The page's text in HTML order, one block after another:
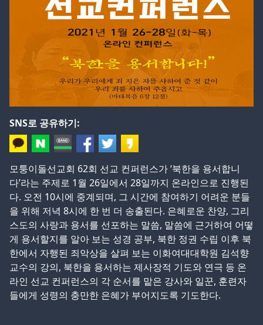
SNS로 공유하기:
모퉁이돌선교회 62회 선교 컨퍼런스가 ‘북한을 용서합니
다’라는 주제로 1월 26일에서 28일까지 온라인으로 진행된
다. 오전 10시에 중계되며, 그 시간에 참여하기 어려운 분들
을 위해 저녁 8시에 한 번 더 송출된다. 은혜로운 찬양, 그리
스도의 사랑과 용서를 선포하는 말씀, 말씀에 근거하여 어떻
게 용서할지를 알아 보는 성경 공부, 북한 정권 수립 이후 북
한에서 자행된 죄악상을 살펴 보는 이화여대대학원 김석향
교수의 강의, 북한을 용서하는 제사장적 기도와 연극 등 온
라인 선교 컨퍼런스의 각 순서를 맡은 강사와 일꾼, 훈련자
들에게 성령의 충만한 은혜가 부어지도록 기도한다.